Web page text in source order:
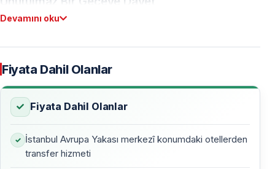
İstanbul Boğazı’nda, ışıklar altındaki tarihi yapılar ve
düzeni, canlı müzik, sınırsız içecekler ve zarif
atmosferle, bu gece sadece size ait bir anıya dönüşür.
Boğaz’ın Efsanevi Güzellikleri
Gece boyunca Boğaz’ın büyüleyici siluetini denizden
Devamını oku
Fiyata Dahil Olanlar
Fiyata Dahil Olanlar
İstanbul Avrupa Yakası merkezî konumdaki otellerden
transfer hizmeti